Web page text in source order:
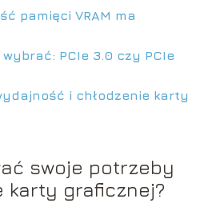
pamięci VRAM ma
PCIe 3.0 czy PCIe
i chłodzenie karty
swoje potrzeby
karty graficznej?